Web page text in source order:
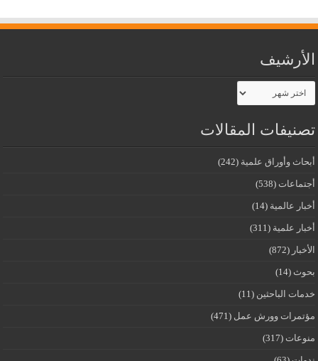
الأرشيف
الأرشيف
تصنيفات المقالات
أبحاث وأوراق علمية (242)
أجتماعات (538)
أخبار عالمية (14)
أخبار علمية (311)
الأخبار (872)
بحوث (14)
خدمات الباحثين (11)
مؤتمرات وورش عمل (471)
منوعات (317)